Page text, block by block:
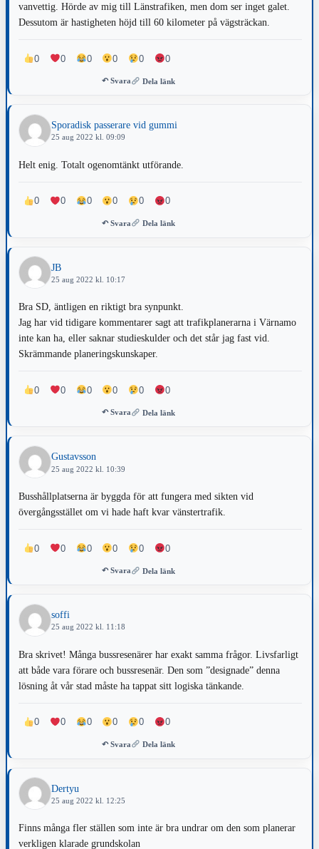
vanvettig. Hörde av mig till Länstrafiken, men dom ser inget galet.
Dessutom är hastigheten höjd till 60 kilometer på vägsträckan.
0 0 0 0 0 0
↶ Svara Dela länk
Sporadisk passerare vid gummi
25 aug 2022 kl. 09:09
Helt enig. Totalt ogenomtänkt utförande.
0 0 0 0 0 0
↶ Svara Dela länk
JB
25 aug 2022 kl. 10:17
Bra SD, äntligen en riktigt bra synpunkt.
Jag har vid tidigare kommentarer sagt att trafikplanerarna i Värnamo
inte kan ha, eller saknar studieskulder och det står jag fast vid.
Skrämmande planeringskunskaper.
0 0 0 0 0 0
↶ Svara Dela länk
Gustavsson
25 aug 2022 kl. 10:39
Busshållplatserna är byggda för att fungera med sikten vid
övergångsstället om vi hade haft kvar vänstertrafik.
0 0 0 0 0 0
↶ Svara Dela länk
soffi
25 aug 2022 kl. 11:18
Bra skrivet! Många bussresenärer har exakt samma frågor. Livsfarligt
att både vara förare och bussresenär. Den som ”designade” denna
lösning åt vår stad måste ha tappat sitt logiska tänkande.
0 0 0 0 0 0
↶ Svara Dela länk
Dertyu
25 aug 2022 kl. 12:25
Finns många fler ställen som inte är bra undrar om den som planerar
verkligen klarade grundskolan